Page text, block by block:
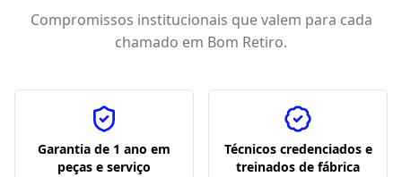
Compromissos institucionais que valem para cada
chamado em Bom Retiro.
Garantia de 1 ano em
peças e serviço
Técnicos credenciados e
treinados de fábrica